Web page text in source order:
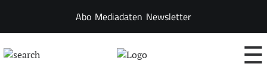
Abo Mediadaten Newsletter
☰